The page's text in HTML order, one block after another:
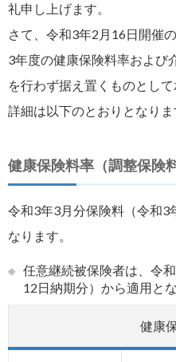
礼申し上げます。
さて、令和3年2月16日開催
3年度の健康保険料率および
を行わず据え置くものとして
詳細は以下のとおりとなりま
健康保険料率（調整保険
令和3年3月分保険料（令和3
なります。
※ 任意継続被保険者は、令
12日納期分）から適用とな
健康